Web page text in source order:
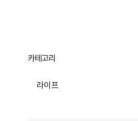
카테고리
라이프